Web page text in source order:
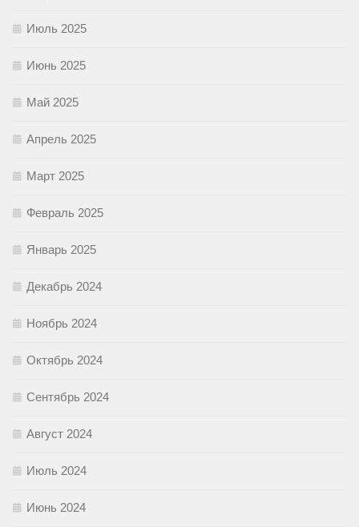
Июль 2025
Июнь 2025
Май 2025
Апрель 2025
Март 2025
Февраль 2025
Январь 2025
Декабрь 2024
Ноябрь 2024
Октябрь 2024
Сентябрь 2024
Август 2024
Июль 2024
Июнь 2024